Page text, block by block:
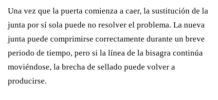
Una vez que la puerta comienza a caer, la sustitución de la
junta por sí sola puede no resolver el problema. La nueva
junta puede comprimirse correctamente durante un breve
periodo de tiempo, pero si la línea de la bisagra continúa
moviéndose, la brecha de sellado puede volver a
producirse.